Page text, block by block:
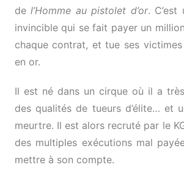
del’Homme au pistolet d’or.
invincible qui se fait payer un
chaque contrat, et tue ses
en or.
Il est né dans un cirque où il a
des qualités de tueurs d’élite… et
meurtre. Il est alors recruté par le
des multiples exécutions mal
mettre à son compte.